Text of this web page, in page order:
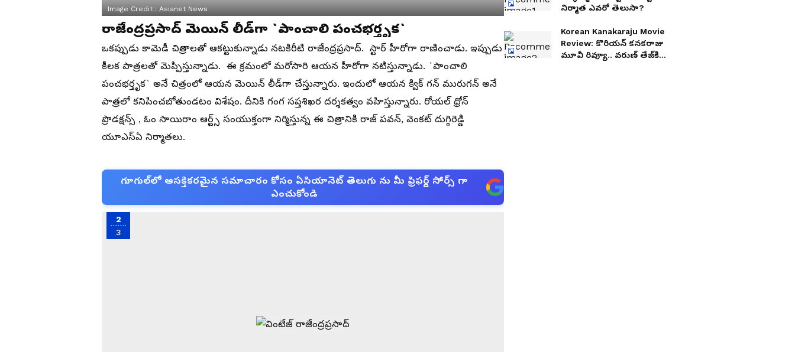
Image Credit : Asianet News
రాజేంద్రప్రసాద్ మెయిన్‌ లీడ్‌గా `పాంచాలి పంచభర్తృక`
ఒకప్పుడు కామెడీ చిత్రాలతో ఆకట్టుకున్నాడు నటకిరీటి రాజేంద్రప్రసాద్‌. స్టార్‌ హీరోగా రాణించాడు. ఇప్పుడు
కీలక పాత్రలతో మెప్పిస్తున్నాడు. ఈ క్రమంలో మరోసారి ఆయన హీరోగా నటిస్తున్నాడు. `పాంచాలి
పంచభర్తృక` అనే చిత్రంలో ఆయన మెయిన్‌ లీడ్‌గా చేస్తున్నారు. ఇందులో ఆయన క్విక్‌ గన్‌ మురుగన్‌ అనే
పాత్రలో కనిపించబోతుండటం విశేషం. దీనికి గంగ సప్తశిఖర దర్శకత్వం వహిస్తున్నారు. రోయల్ థ్రోన్
ప్రొడక్షన్స్ , ఓం సాయిరాం ఆర్ట్స్ సంయుక్తంగా నిర్మిస్తున్న ఈ చిత్రానికి రాజ్‌ పవన్‌, వెంకట్‌ దుగ్గిరెడ్డి
యూఎస్‌ఏ నిర్మాతలు.
గూగుల్‌లో ఆసక్తికరమైన సమాచారం కోసం ఏసియానెట్ తెలుగు ను మీ ఫ్రిఫర్డ్ సోర్స్ గా
ఎంచుకోండి
2
3
నిర్మాత ఎవరో తెలుసా?
Korean Kanakaraju Movie
Review: కొరియన్‌ కనకరాజు
మూవీ రివ్యూ.. వరుణ్‌ తేజ్‌కి